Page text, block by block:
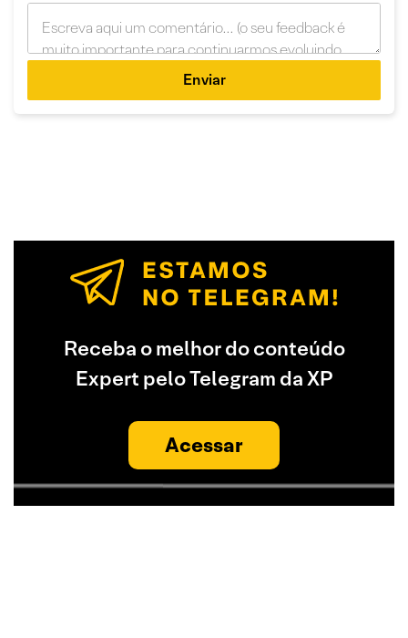
Enviar
Receba o melhor do conteúdo
Expert pelo Telegram da XP
Acessar